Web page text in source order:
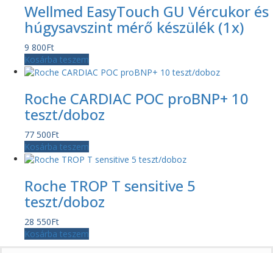
Wellmed EasyTouch GU Vércukor és
húgysavszint mérő készülék (1x)
9 800Ft
Kosárba teszem
Roche CARDIAC POC proBNP+ 10
teszt/doboz
77 500Ft
Kosárba teszem
Roche TROP T sensitive 5
teszt/doboz
28 550Ft
Kosárba teszem